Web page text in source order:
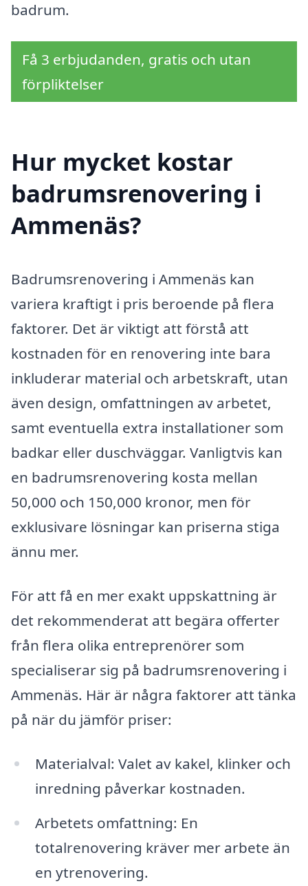
badrum.
Få 3 erbjudanden, gratis och utan
förpliktelser
Hur mycket kostar
badrumsrenovering i
Ammenäs?
Badrumsrenovering i Ammenäs kan
variera kraftigt i pris beroende på flera
faktorer. Det är viktigt att förstå att
kostnaden för en renovering inte bara
inkluderar material och arbetskraft, utan
även design, omfattningen av arbetet,
samt eventuella extra installationer som
badkar eller duschväggar. Vanligtvis kan
en badrumsrenovering kosta mellan
50,000 och 150,000 kronor, men för
exklusivare lösningar kan priserna stiga
ännu mer.
För att få en mer exakt uppskattning är
det rekommenderat att begära offerter
från flera olika entreprenörer som
specialiserar sig på badrumsrenovering i
Ammenäs. Här är några faktorer att tänka
på när du jämför priser:
Materialval: Valet av kakel, klinker och
inredning påverkar kostnaden.
Arbetets omfattning: En
totalrenovering kräver mer arbete än
en ytrenovering.